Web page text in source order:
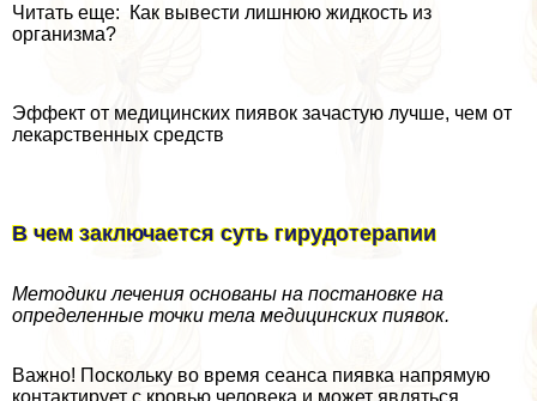
Читать еще: Как вывести лишнюю жидкость из
организма?
Эффект от медицинских пиявок зачастую лучше, чем от
лекарственных средств
В чем заключается суть гирудотерапии
Методики лечения основаны на постановке на
определенные точки тела медицинских пиявок.
Важно! Поскольку во время сеанса пиявка напрямую
контактирует с кровью человека и может являться